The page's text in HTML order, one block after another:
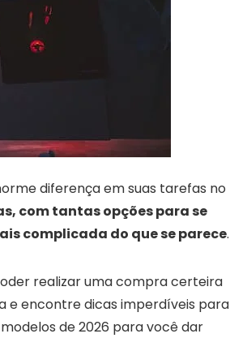
diferença em suas tarefas no
com tantas opções para se
complicada do que se parece.
realizar uma compra certeira
e encontre dicas imperdíveis para
de 2026 para você dar